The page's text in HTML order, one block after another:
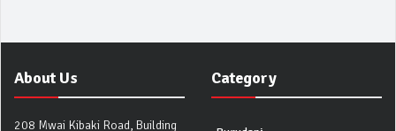
About Us
208 Mwai Kibaki Road, Building
Category